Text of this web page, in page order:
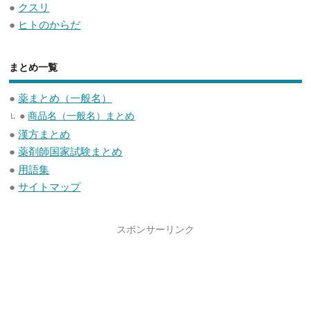
● クスリ
● ヒトのからだ
まとめ一覧
●薬まとめ（一般名）
●商品名（一般名）まとめ
●漢方まとめ
●薬剤師国家試験まとめ
● 用語集
●サイトマップ
スポンサーリンク